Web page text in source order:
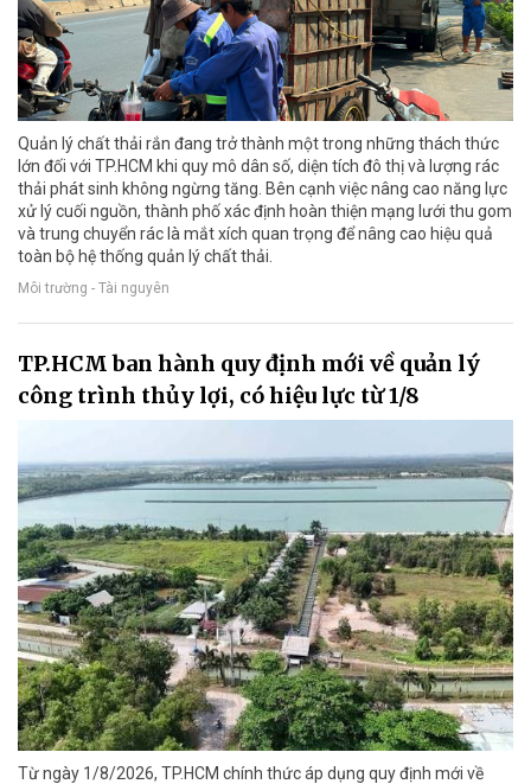
Quản lý chất thải rắn đang trở thành một trong những thách thức
lớn đối với TP.HCM khi quy mô dân số, diện tích đô thị và lượng rác
thải phát sinh không ngừng tăng. Bên cạnh việc nâng cao năng lực
xử lý cuối nguồn, thành phố xác định hoàn thiện mạng lưới thu gom
và trung chuyển rác là mắt xích quan trọng để nâng cao hiệu quả
toàn bộ hệ thống quản lý chất thải.
Môi trường - Tài nguyên
TP.HCM ban hành quy định mới về quản lý
công trình thủy lợi, có hiệu lực từ 1/8
Từ ngày 1/8/2026, TP.HCM chính thức áp dụng quy định mới về